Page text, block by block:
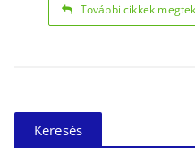
További cikkek
Keresés